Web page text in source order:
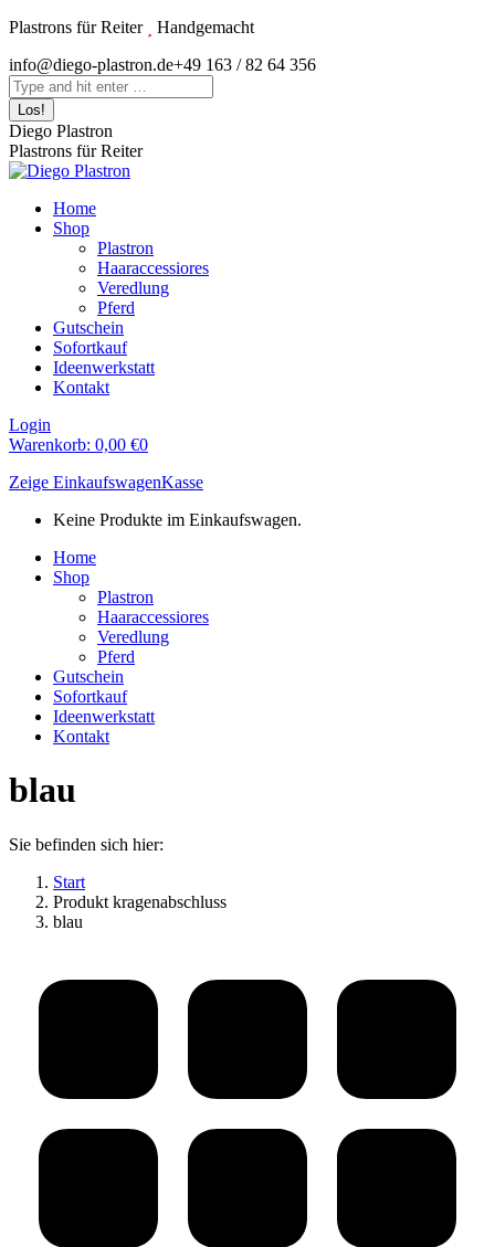
Zum
springen
Plastrons für Reiter
Handgemacht
Instagram
page
opens
in
new
window
info@diego-plastron.de+49 163 / 82 64 356
Search:
Diego Plastron
Plastrons für Reiter
Home
Shop
Plastron
Haaraccessiores
Veredlung
Pferd
Gutschein
Sofortkauf
Ideenwerkstatt
Kontakt
Login
Warenkorb: 0,00 €0
Zeige EinkaufswagenKasse
Keine Produkte im Einkaufswagen.
Home
Shop
Plastron
Haaraccessiores
Veredlung
Pferd
Gutschein
Sofortkauf
Ideenwerkstatt
Kontakt
blau
Sie befinden sich hier:
Start
Produkt kragenabschluss
blau